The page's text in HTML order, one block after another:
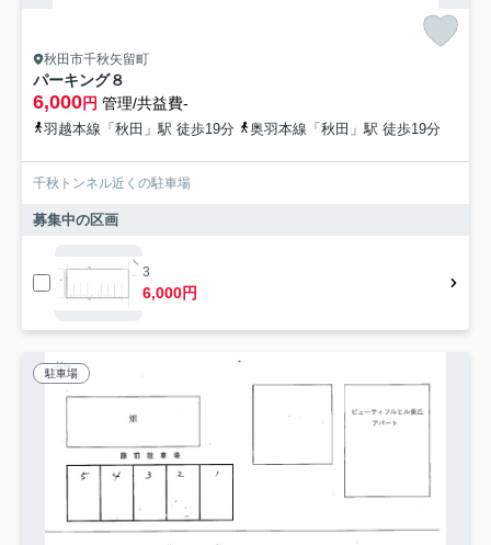
秋田市千秋矢留町
パーキング８
6,000円 管理/共益費-
羽越本線「秋田」駅 徒歩19分 奥羽本線「秋田」駅 徒歩19分
千秋トンネル近くの駐車場
募集中の区画
3
6,000円
駐車場